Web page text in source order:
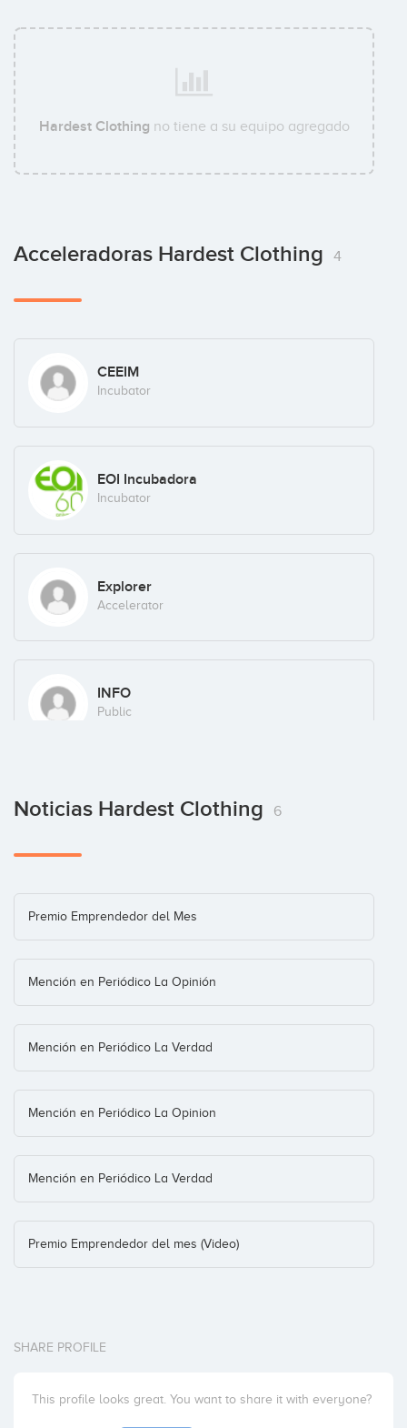
Hardest Clothing no tiene a su equipo agregado
Acceleradoras Hardest Clothing 4
CEEIM
Incubator
EOI Incubadora
Incubator
Explorer
Accelerator
INFO
Public
Noticias Hardest Clothing 6
Premio Emprendedor del Mes
Mención en Periódico La Opinión
Mención en Periódico La Verdad
Mención en Periódico La Opinion
Mención en Periódico La Verdad
Premio Emprendedor del mes (Video)
SHARE PROFILE
This profile looks great. You want to share it with everyone?